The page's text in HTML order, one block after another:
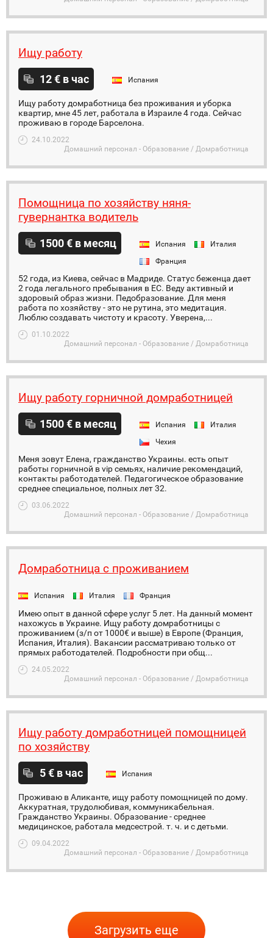
Ищу работу
12 € в час Испания
Ищу работу домработница без проживания и уборка
квартир, мне 45 лет, работала в Израиле 4 года. Сейчас
проживаю в городе Барселона.
24.10.2022
Домашний персонал - Образование / Домработница
Помощница по хозяйству няня-
гувернантка водитель
1500 € в месяц Испания
Италия
Франция
52 года, из Киева, сейчас в Мадриде. Статус беженца дает
2 года легального пребывания в ЕС. Веду активный и
здоровый образ жизни. Педобразование. Для меня
работа по хозяйству - это не рутина, это медитация.
Люблю создавать чистоту и красоту. Уверена,...
01.10.2022
Домашний персонал - Образование / Домработница
Ищу работу горничной домработницей
1500 € в месяц Испания
Италия
Чехия
Меня зовут Елена, гражданство Украины. есть опыт
работы горничной в vip семьях, наличие рекомендаций,
контакты работодателей. Педагогическое образование
среднее специальное, полных лет 32.
03.06.2022
Домашний персонал - Образование / Домработница
Домработница с проживанием
Испания Италия Франция
Имею опыт в данной сфере услуг 5 лет. На данный момент
нахожусь в Украине. Ищу работу домработницы с
проживанием (з/п от 1000€ и выше) в Европе (Франция,
Испания, Италия). Вакансии рассматриваю только от
прямых работодателей. Подробности при общ...
24.05.2022
Домашний персонал - Образование / Домработница
Ищу работу домработницей помощницей
по хозяйству
5 € в час Испания
Проживаю в Аликанте, ищу работу помощницей по дому.
Аккуратная, трудолюбивая, коммуникабельная.
Гражданство Украины. Образование - среднее
медицинское, работала медсестрой. т. ч. и с детьми.
09.04.2022
Домашний персонал - Образование / Домработница
Загрузить еще